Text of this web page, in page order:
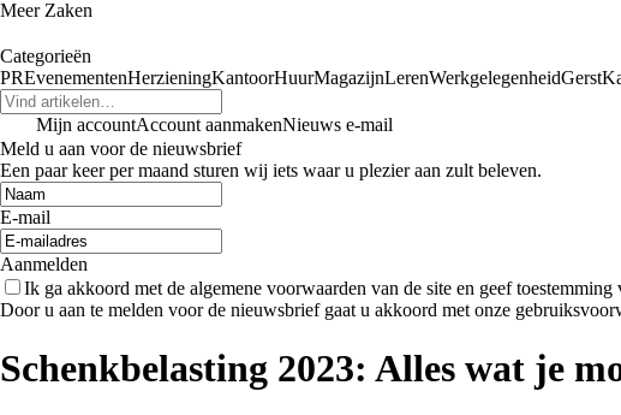
Meer Zaken
Categorieën
PREvenementenHerzieningKantoorHuurMagazijnLerenWerkgelegenheidGerst
Mijn accountAccount aanmakenNieuws e-mail
Meld u aan voor de nieuwsbrief
Een paar keer per maand sturen wij iets waar u plezier aan zult beleven.
E-mail
Aanmelden
Ik ga akkoord met de algemene voorwaarden van de site en geef
Door u aan te melden voor de nieuwsbrief gaat u akkoord met onze
Schenkbelasting 2023: Alles wat je